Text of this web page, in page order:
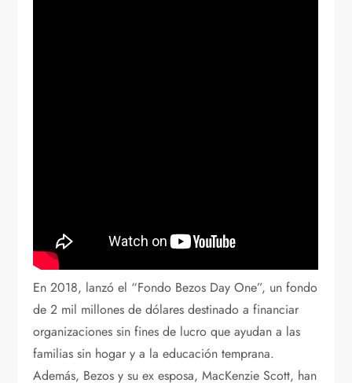
En 2018, lanzó el “Fondo Bezos Day One”, un fondo
de 2 mil millones de dólares destinado a financiar
organizaciones sin fines de lucro que ayudan a las
familias sin hogar y a la educación temprana.
Además, Bezos y su ex esposa, MacKenzie Scott, han